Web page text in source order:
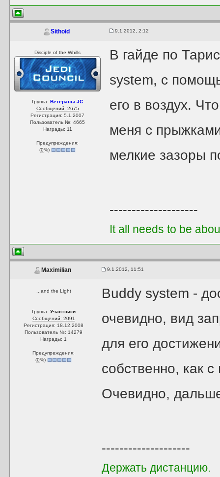
Sithoid 9.1.2012, 2:12
Disciple of the Whills
Группа:Ветераны JC
Сообщений: 2675
Регистрация: 5.1.2007
Пользователь №: 4665
Награды: 11
Предупреждения:
(0%)
В гайде по
system, с
его в воздух.
меня с
мелкие зазоры
--------------------
It all needs to be
Maximilian 9.1.2012, 11:51
...and the Light
Группа: Участники
Сообщений: 2091
Регистрация: 18.12.2008
Пользователь №: 14279
Награды: 1
Предупреждения:
(0%)
Buddy system -
очевидно, вид
для его
собственно, как
Очевидно,
--------------------
Держать дистанцию.